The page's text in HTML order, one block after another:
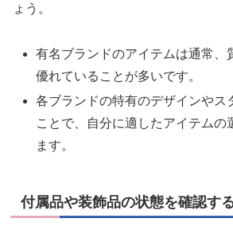
ょう。
有名ブランドのアイテムは通常、
優れていることが多いです。
各ブランドの特有のデザインやス
ことで、自分に適したアイテムの
ます。
付属品や装飾品の状態を確認す